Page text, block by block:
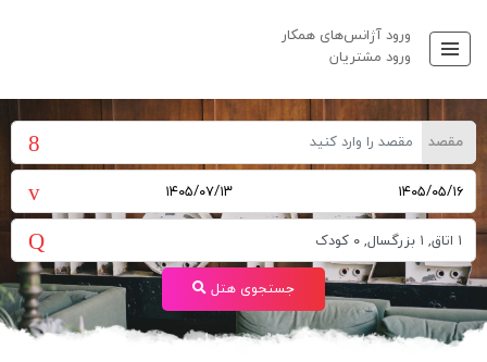
ورود آژانس‌های همکار
ورود مشتریان
مقصد
جستجوی هتل